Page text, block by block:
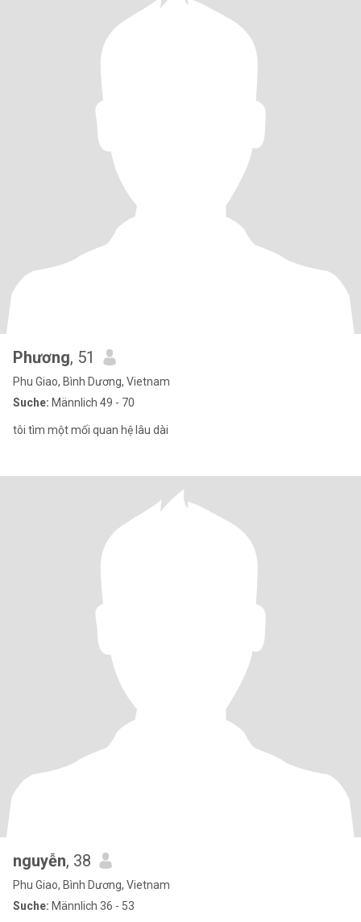
Phương, 51
Phu Giao, Bình Dương, Vietnam
Suche: Männlich 49 - 70
tôi tìm một mối quan hệ lâu dài
nguyễn, 38
Phu Giao, Bình Dương, Vietnam
Suche: Männlich 36 - 53